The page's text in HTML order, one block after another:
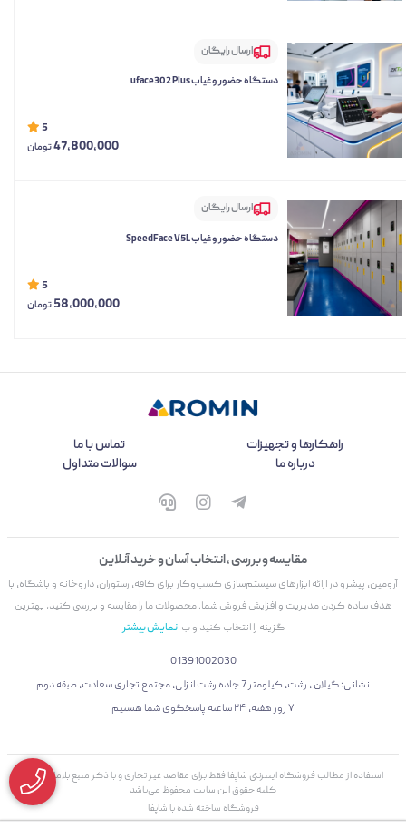
ارسال رایگان
دستگاه حضور و غیاب uface302 Plus
5
47,800,000تومان
ارسال رایگان
دستگاه حضور و غیاب SpeedFace V5L
5
58,000,000تومان
راهکارها و تجهیزات
تماس با ما
درباره ما
سوالات متداول
مقایسه و بررسی ، انتخاب آسان و خرید آنلاین
آرومین، پیشرو در ارائه ابزارهای سیستم‌سازی کسب‌وکار برای کافه، رستوران، داروخانه و باشگاه، با
هدف ساده کردن مدیریت و افزایش فروش شما. محصولات ما را مقایسه و بررسی کنید، بهترین
گزینه را انتخاب کنید و ب نمایش بیشتر
01391002030
نشانی: گیلان ، رشت، کیلومتر 7 جاده رشت انزلی، مجتمع تجاری سعادت، طبقه دوم
۷ روز هفته، ۲۴ ساعته پاسخگوی شما هستیم
استفاده از مطالب فروشگاه اینترنتی شاپفا فقط برای مقاصد غیر تجاری و با ذکر منبع بلامانع است.
کليه حقوق اين سايت محفوظ می‌باشد
فروشگاه ساخته شده با شاپفا